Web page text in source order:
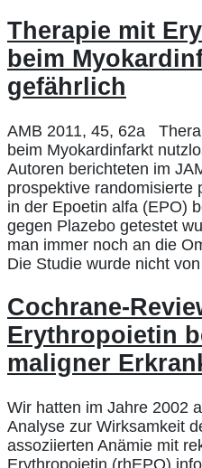
Therapie mit
beim
gefährlich
AMB 2011, 45, 62a
beim Myokardinfarkt
Autoren berichteten im
prospektive randomisierte
in der Epoetin alfa (EPO)
gegen Plazebo getestet
man immer noch an die
Die Studie wurde nicht
Cochrane-
Erythropoietin
maligner
Wir hatten im Jahre 2002
Analyse zur Wirksamkeit
assoziierten Anämie mit
Erythropoietin (rhEPO)